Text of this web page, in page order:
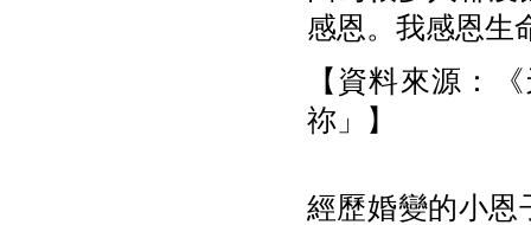
感恩。我感恩生
【資料來源：
祢」】
經歷婚變的小恩